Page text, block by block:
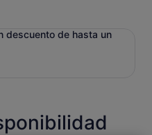
descuento de hasta un